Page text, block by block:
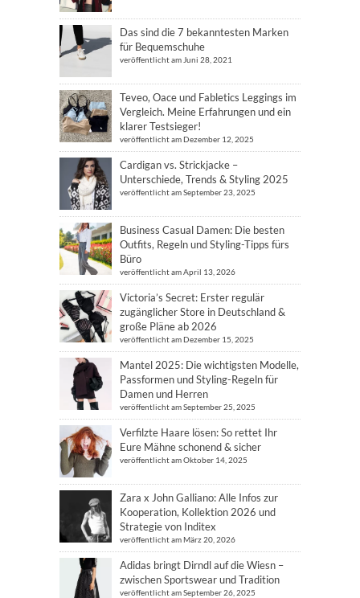
Das sind die 7 bekanntesten Marken
für Bequemschuhe
veröffentlicht am Juni 28, 2021
Teveo, Oace und Fabletics Leggings im
Vergleich. Meine Erfahrungen und ein
klarer Testsieger!
veröffentlicht am Dezember 12, 2025
Cardigan vs. Strickjacke –
Unterschiede, Trends & Styling 2025
veröffentlicht am September 23, 2025
Business Casual Damen: Die besten
Outfits, Regeln und Styling-Tipps fürs
Büro
veröffentlicht am April 13, 2026
Victoria’s Secret: Erster regulär
zugänglicher Store in Deutschland &
große Pläne ab 2026
veröffentlicht am Dezember 15, 2025
Mantel 2025: Die wichtigsten Modelle,
Passformen und Styling-Regeln für
Damen und Herren
veröffentlicht am September 25, 2025
Verfilzte Haare lösen: So rettet Ihr
Eure Mähne schonend & sicher
veröffentlicht am Oktober 14, 2025
Zara x John Galliano: Alle Infos zur
Kooperation, Kollektion 2026 und
Strategie von Inditex
veröffentlicht am März 20, 2026
Adidas bringt Dirndl auf die Wiesn –
zwischen Sportswear und Tradition
veröffentlicht am September 26, 2025